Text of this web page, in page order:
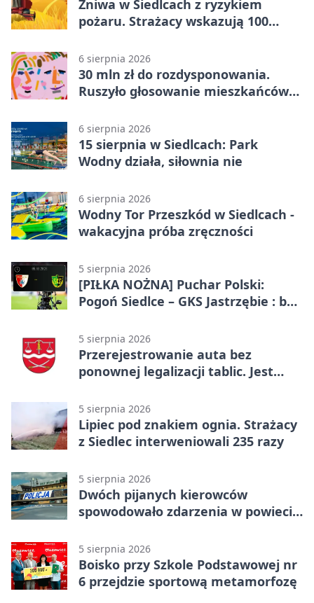
Żniwa w Siedlcach z ryzykiem
pożaru. Strażacy wskazują 100
6 sierpnia 2026
30 mln zł do rozdysponowania.
Ruszyło głosowanie mieszkańców
6 sierpnia 2026
15 sierpnia w Siedlcach: Park
Wodny działa, siłownia nie
6 sierpnia 2026
Wodny Tor Przeszkód w Siedlcach -
wakacyjna próba zręczności
5 sierpnia 2026
[PIŁKA NOŻNA] Puchar Polski:
Pogoń Siedlce – GKS Jastrzębie : bez
5 sierpnia 2026
Przerejestrowanie auta bez
ponownej legalizacji tablic. Jest
5 sierpnia 2026
Lipiec pod znakiem ognia. Strażacy
z Siedlec interweniowali 235 razy
5 sierpnia 2026
Dwóch pijanych kierowców
spowodowało zdarzenia w powiecie
5 sierpnia 2026
Boisko przy Szkole Podstawowej nr
6 przejdzie sportową metamorfozę